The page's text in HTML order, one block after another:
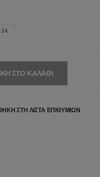
34
ΣΤΟ ΚΑΛΆΘΙ
ΣΤΗ ΛΊΣΤΑ ΕΠΙΘΥΜΙΏΝ